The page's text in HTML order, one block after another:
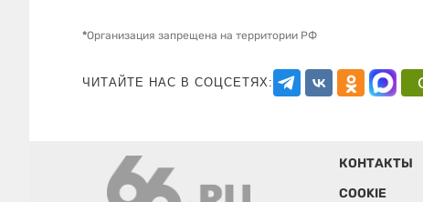
*Организация запрещена на территории РФ
ЧИТАЙТЕ НАС В СОЦСЕТЯХ:
КОНТАКТЫ
COOKIE